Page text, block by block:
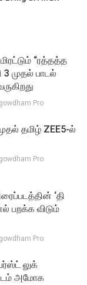
“ரத்தத்த
3 முதல் பாடல்
Pro
தமிழ் ZEE5-ல்
Pro
‘தி
பறக்க விடும்
Pro
லுக்
அமோக